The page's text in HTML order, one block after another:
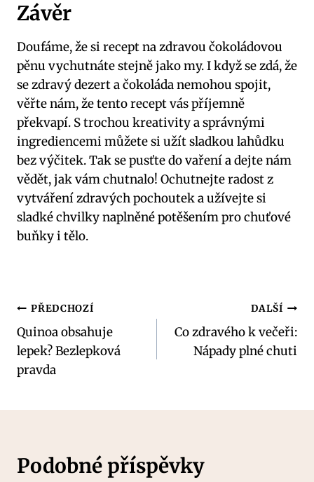
Závěr
Doufáme, že si recept na zdravou čokoládovou
pěnu vychutnáte stejně jako my. I když se zdá, že
se zdravý dezert a čokoláda nemohou spojit,
věřte nám, že tento recept vás příjemně
překvapí. S trochou kreativity a správnými
ingrediencemi můžete si užít sladkou lahůdku
bez výčitek. Tak se pusťte do vaření a dejte nám
vědět, jak vám chutnalo! Ochutnejte radost z
vytváření zdravých pochoutek a užívejte si
sladké chvilky naplněné potěšením pro chuťové
buňky i tělo.
Navigace
pro
příspěvek
PŘEDCHOZÍ
Quinoa obsahuje
lepek? Bezlepková
pravda
DALŠÍ
Co zdravého k večeři:
Nápady plné chuti
Podobné příspěvky